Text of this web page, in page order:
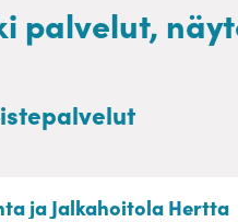
palvelut,
ja Jalkahoitola Hertta